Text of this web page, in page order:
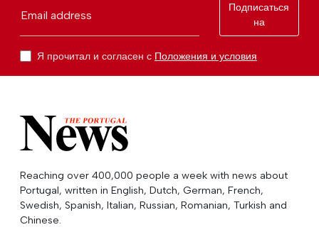
Email address
Подписаться
на
Я прочитал и согласен с Положения и условия
Reaching over 400,000 people a week with news about
Portugal, written in English, Dutch, German, French,
Swedish, Spanish, Italian, Russian, Romanian, Turkish and
Chinese.